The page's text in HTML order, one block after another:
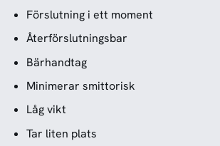
Förslutning i ett moment
Återförslutningsbar
Bärhandtag
Minimerar smittorisk
Låg vikt
Tar liten plats